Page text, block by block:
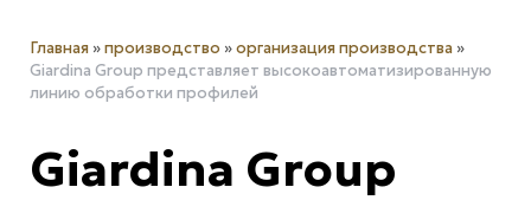
Главная »производство »организация производства »
Giardina Group представляет высокоавтоматизированную
линию обработки профилей
Giardina Group